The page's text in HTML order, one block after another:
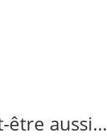
être aussi…